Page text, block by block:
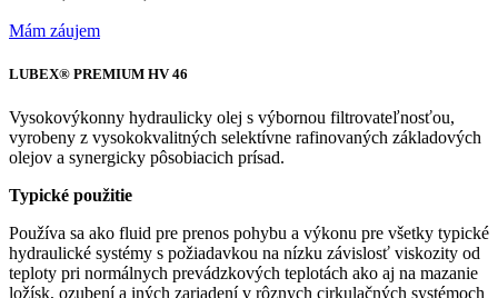
Mám záujem
LUBEX® PREMIUM HV 46
Vysokovýkonny hydraulicky olej s výbornou filtrovateľnosťou,
vyrobeny z vysokokvalitných selektívne rafinovaných základových
olejov a synergicky pôsobiacich prísad.
Typické použitie
Používa sa ako fluid pre prenos pohybu a výkonu pre všetky typické
hydraulické systémy s požiadavkou na nízku závislosť viskozity od
teploty pri normálnych prevádzkových teplotách ako aj na mazanie
ložísk, ozubení a iných zariadení v rôznych cirkulačných systémoch